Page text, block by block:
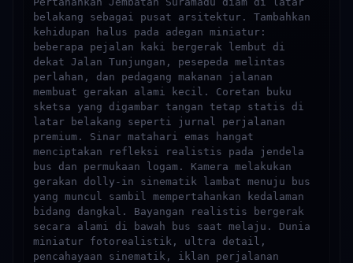
belakang sebagai pusat arsitektur. Tambahkan
kehidupan halus pada adegan miniatur:
beberapa pejalan kaki bergerak lembut di
dekat Jalan Tunjungan, pesepeda melintas
perlahan, dan pedagang makanan jalanan
membuat gerakan alami kecil. Coretan buku
sketsa yang digambar tangan tetap statis di
latar belakang seperti jurnal perjalanan
premium. Sinar matahari emas hangat
menciptakan refleksi realistis pada jendela
bus dan permukaan logam. Kamera melakukan
gerakan dolly-in sinematik lambat menuju bus
yang muncul sambil mempertahankan kedalaman
bidang dangkal. Bayangan realistis bergerak
secara alami di bawah bus saat melaju. Dunia
miniatur fotorealistik, ultra detail,
pencahayaan sinematik, iklan perjalanan